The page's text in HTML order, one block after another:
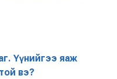
Үүнийгээ яаж
вэ?